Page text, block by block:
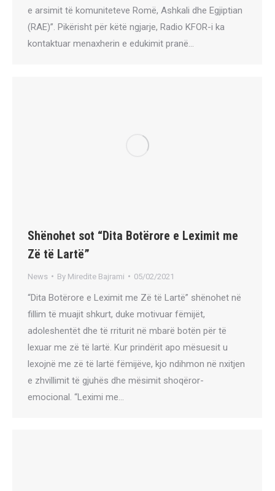
e arsimit të komuniteteve Romë, Ashkali dhe Egjiptian
(RAE)’’. Pikërisht për këtë ngjarje, Radio KFOR-i ka
kontaktuar menaxherin e edukimit pranë…
Shënohet sot “Dita Botërore e Leximit me
Zë të Lartë”
News By Miredite Bajrami 05/02/2021
“Dita Botërore e Leximit me Zë të Lartë” shënohet në
fillim të muajit shkurt, duke motivuar fëmijët,
adoleshentët dhe të rriturit në mbarë botën për të
lexuar me zë të lartë. Kur prindërit apo mësuesit u
lexojnë me zë të lartë fëmijëve, kjo ndihmon në nxitjen
e zhvillimit të gjuhës dhe mësimit shoqëror-
emocional. “Leximi me…